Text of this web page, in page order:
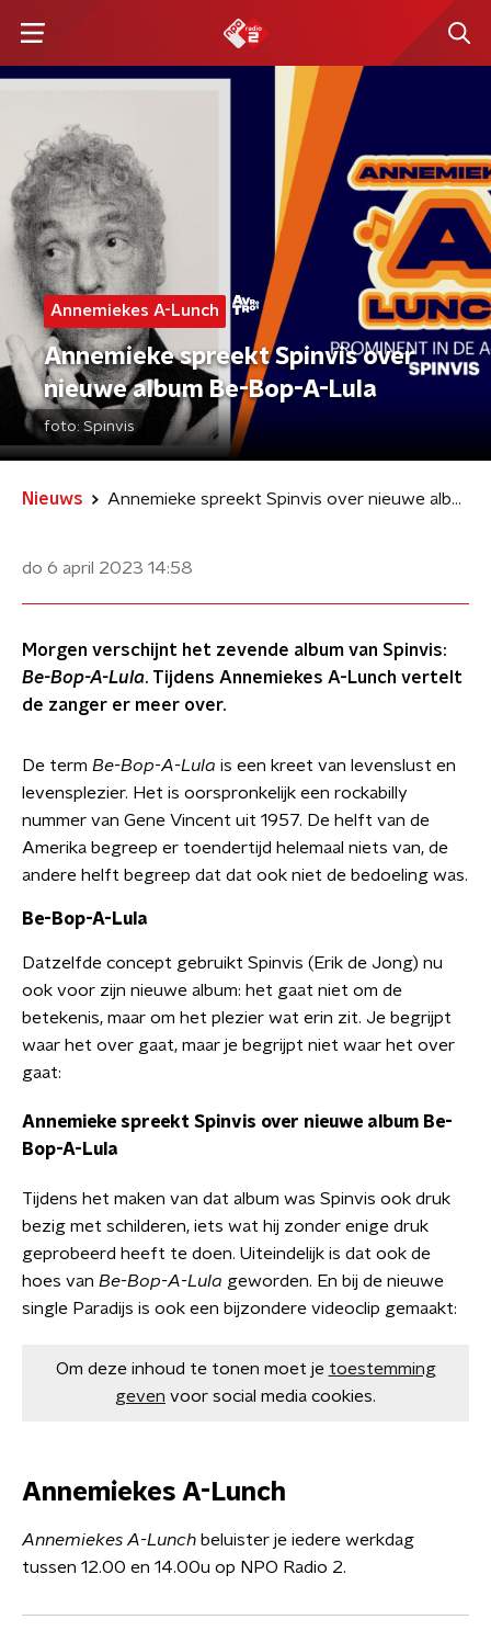
Annemiekes A-Lunch
Annemieke spreekt Spinvis over
nieuwe album Be-Bop-A-Lula
foto: Spinvis
Nieuws Annemieke spreekt Spinvis over nieuwe album Be-Bop-A-Lula
do 6 april 2023 14:58
Morgen verschijnt het zevende album van Spinvis:
Be-Bop-A-Lula. Tijdens Annemiekes A-Lunch vertelt
de zanger er meer over.
De term Be-Bop-A-Lula is een kreet van levenslust en
levensplezier. Het is oorspronkelijk een rockabilly
nummer van Gene Vincent uit 1957. De helft van de
Amerika begreep er toendertijd helemaal niets van, de
andere helft begreep dat dat ook niet de bedoeling was.
Be-Bop-A-Lula
Datzelfde concept gebruikt Spinvis (Erik de Jong) nu
ook voor zijn nieuwe album: het gaat niet om de
betekenis, maar om het plezier wat erin zit. Je begrijpt
waar het over gaat, maar je begrijpt niet waar het over
gaat:
Annemieke spreekt Spinvis over nieuwe album Be-
Bop-A-Lula
Tijdens het maken van dat album was Spinvis ook druk
bezig met schilderen, iets wat hij zonder enige druk
geprobeerd heeft te doen. Uiteindelijk is dat ook de
hoes van Be-Bop-A-Lula geworden. En bij de nieuwe
single Paradijs is ook een bijzondere videoclip gemaakt:
Om deze inhoud te tonen moet je toestemming
geven voor social media cookies.
Annemiekes A-Lunch
Annemiekes A-Lunch beluister je iedere werkdag
tussen 12.00 en 14.00u op NPO Radio 2.